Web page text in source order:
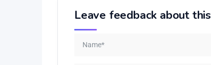
Leave feedback about this